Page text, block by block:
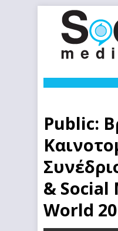
Public:
& Social
World